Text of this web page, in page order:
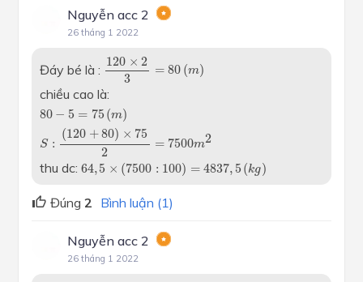
Nguyễn acc 2
26 tháng 1 2022
Đáy bé là : 120 × 2
3
= 80 (m)
120 ×23
chiều cao là:
80 − 5 = 75 (m)
S :
(120 +80) × 75
2
= 7500m2
80 5= 75(m :(
thu dc: 64,5 × (7500 : 100) = 4837, 5 (kg)
64 5 × ( 7500 100)= 4837,5 (k g)
Đúng 2 Bình luận (1)
Nguyễn acc 2
26 tháng 1 2022